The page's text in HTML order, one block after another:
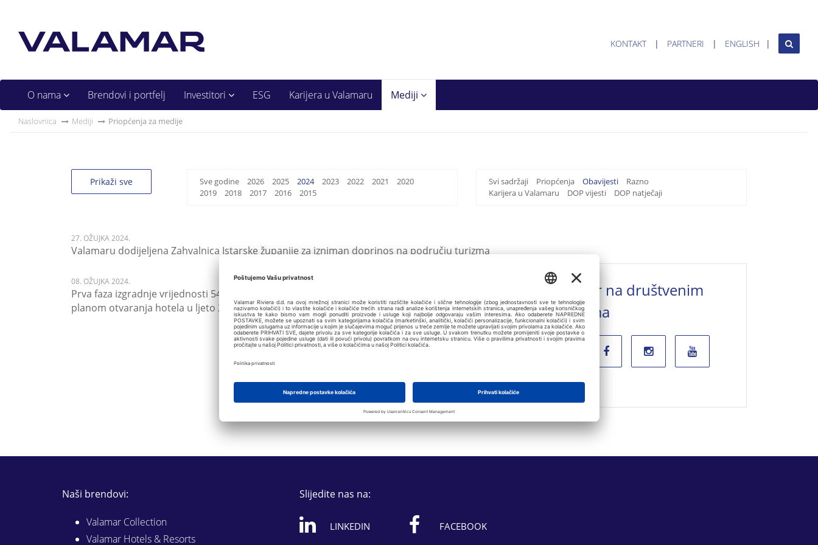
KONTAKT PARTNERI ENGLISH
O nama Brendovi i portfelj Investitori ESG Karijera u Valamaru Mediji
Naslovnica Mediji Priopćenja za medije
Prikaži sve Sve godine 2026 2025 2024 2023 2022 2021
2020
2019
2018 2017 2016 2015
Svi sadržaji Priopćenja Obavijesti
Razno
Karijera u Valamaru
DOP vijesti DOP natječaji
27. OŽUJKA 2024.
Valamaru dodijeljena Zahvalnica Istarske županije za izniman doprinos na području turizma
08. OŽUJKA 2024.
Prva faza izgradnje vrijednosti 54 milijuna eura u Suhoj Punti na Rabu započinje ove godine s
planom otvaranja hotela u ljeto 2025. godine
Valamar na društvenim
mrežama
Naši brendovi:
Valamar Collection
Valamar Hotels & Resorts
Slijedite nas na:
LINKEDIN FACEBOOK